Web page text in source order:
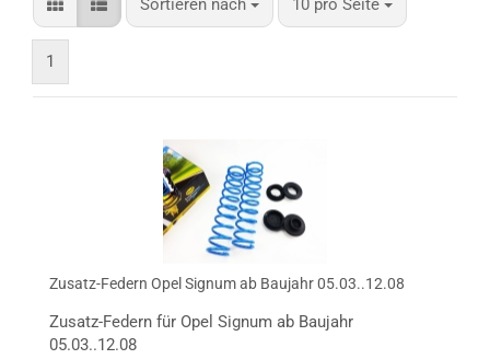
Sortieren nach 10 pro Seite
1
Zusatz-Federn Opel Signum ab Baujahr 05.03..12.08
Zusatz-Federn für Opel Signum ab Baujahr
05.03..12.08